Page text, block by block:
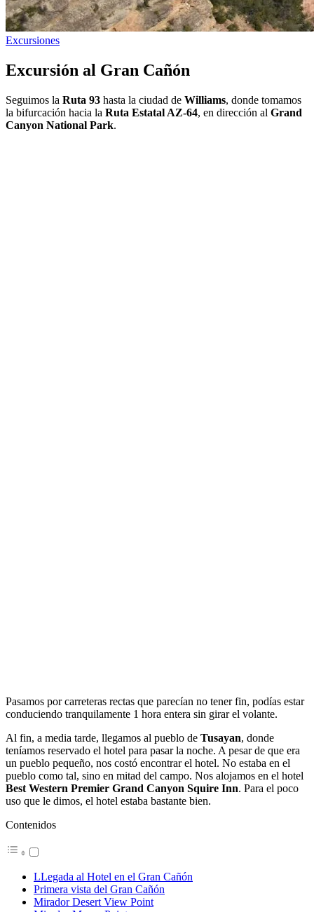
Excursiones
Excursión al Gran Cañón
Seguimos la Ruta 93 hasta la ciudad de Williams, donde tomamos
la bifurcación hacia la Ruta Estatal AZ-64, en dirección al Grand
Canyon National Park.
Pasamos por carreteras rectas que parecían no tener fin, podías estar
conduciendo tranquilamente 1 hora entera sin girar el volante.
Al fin, a media tarde, llegamos al pueblo de Tusayan, donde
teníamos reservado el hotel para pasar la noche. A pesar de que era
un pueblo pequeño, nos costó encontrar el hotel. No estaba en el
pueblo como tal, sino en mitad del campo. Nos alojamos en el hotel
Best Western Premier Grand Canyon Squire Inn. Para el poco
uso que le dimos, el hotel estaba bastante bien.
Contenidos
LLegada al Hotel en el Gran Cañón
Primera vista del Gran Cañón
Mirador Desert View Point